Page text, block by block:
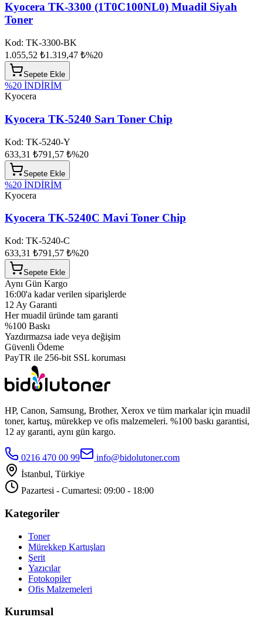
Kyocera TK-3300 (1T0C100NL0) Muadil Siyah
Toner
Kod: TK-3300-BK
1.055,52 ₺1.319,47 ₺%20
Sepete Ekle
%20 İNDİRİM
Kyocera
Kyocera TK-5240 Sarı Toner Chip
Kod: TK-5240-Y
633,31 ₺791,57 ₺%20
Sepete Ekle
%20 İNDİRİM
Kyocera
Kyocera TK-5240C Mavi Toner Chip
Kod: TK-5240-C
633,31 ₺791,57 ₺%20
Sepete Ekle
Aynı Gün Kargo
16:00'a kadar verilen siparişlerde
12 Ay Garanti
Her muadil üründe tam garanti
%100 Baskı
Yazdırmazsa iade veya değişim
Güvenli Ödeme
PayTR ile 256-bit SSL koruması
HP, Canon, Samsung, Brother, Xerox ve tüm markalar için muadil
toner, kartuş, mürekkep ve ofis malzemeleri. %100 baskı garantisi,
12 ay garanti, aynı gün kargo.
0216 470 00 99
info@bidolutoner.com
İstanbul, Türkiye
Pazartesi - Cumartesi: 09:00 - 18:00
Kategoriler
Toner
Mürekkep Kartuşları
Şerit
Yazıcılar
Fotokopiler
Ofis Malzemeleri
Kurumsal